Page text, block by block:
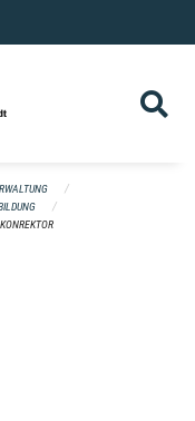
Link)
KONREKTOR